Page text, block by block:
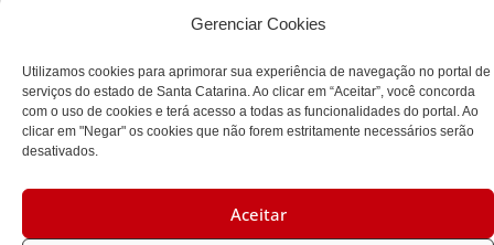
Gerenciar Cookies
Utilizamos cookies para aprimorar sua experiência de navegação no portal de
serviços do estado de Santa Catarina. Ao clicar em “Aceitar”, você concorda
com o uso de cookies e terá acesso a todas as funcionalidades do portal. Ao
clicar em "Negar" os cookies que não forem estritamente necessários serão
desativados.
Aceitar
Social
Rua Fúlvio Aducci, 1214 - Loja 06
Bairro:
Estreito - Florianópolis - SC
88075-000